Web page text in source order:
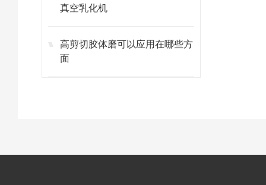
真空乳化机
高剪切胶体磨可以应用在哪些方
面